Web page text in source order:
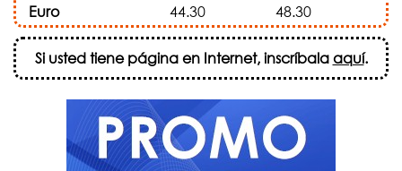
Euro
44.30 48.30
Si usted tiene página en Internet, inscríbalaaquí.